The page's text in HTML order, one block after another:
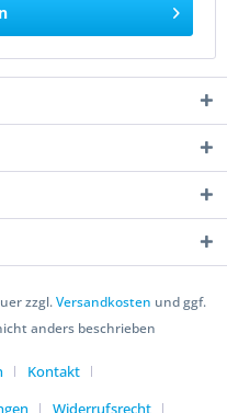
zzgl.Versandkosten und ggf.
anders beschrieben
Kontakt
Widerrufsrecht